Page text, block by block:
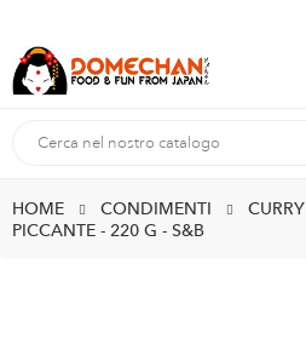
HOME CONDIMENTI CURRY
PICCANTE - 220 G - S&B